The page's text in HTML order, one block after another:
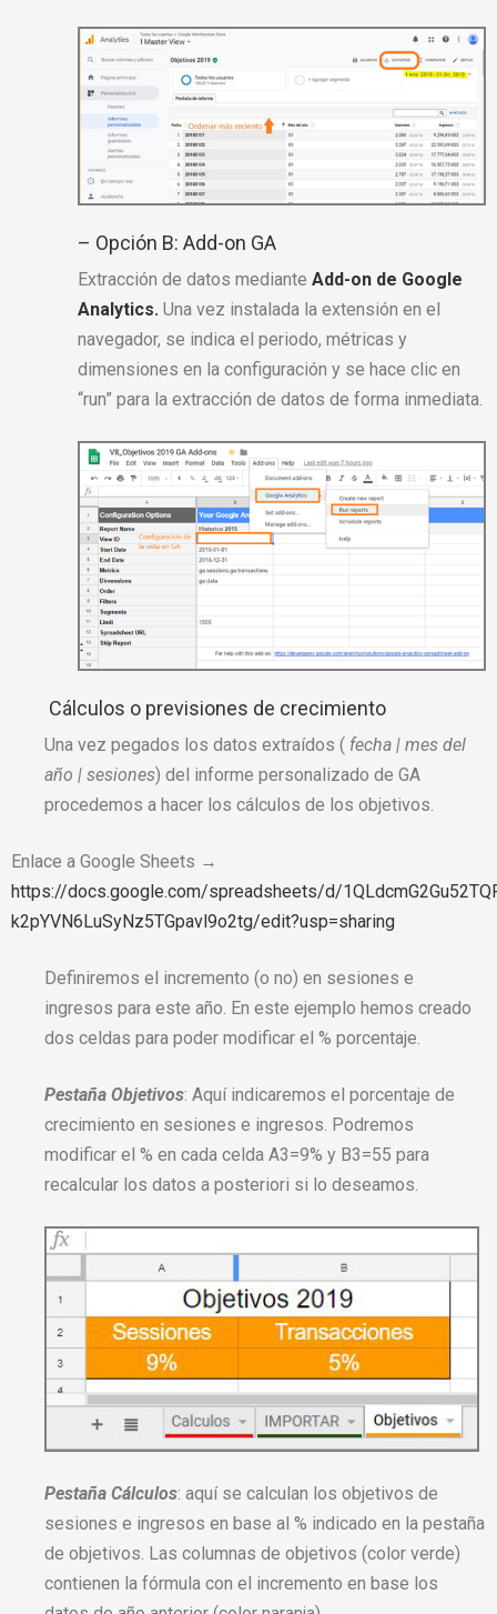
– Opción B: Add-on GA
Extracción de datos mediante Add-on de Google
Analytics. Una vez instalada la extensión en el
navegador, se indica el periodo, métricas y
dimensiones en la configuración y se hace clic en
“run” para la extracción de datos de forma inmediata.
Cálculos o previsiones de crecimiento
Una vez pegados los datos extraídos ( fecha | mes del
año | sesiones) del informe personalizado de GA
procedemos a hacer los cálculos de los objetivos.
Enlace a Google Sheets →
https://docs.google.com/spreadsheets/d/
k2pYVN6LuSyNz5TGpavl9o2tg/edit?usp=sharing
Definiremos el incremento (o no) en sesiones e
ingresos para este año. En este ejemplo hemos creado
dos celdas para poder modificar el % porcentaje.
Pestaña Objetivos: Aquí indicaremos el porcentaje de
crecimiento en sesiones e ingresos. Podremos
modificar el % en cada celda A3=9% y B3=55 para
recalcular los datos a posteriori si lo deseamos.
Pestaña Cálculos: aquí se calculan los objetivos de
sesiones e ingresos en base al % indicado en la pestaña
de objetivos. Las columnas de objetivos (color verde)
contienen la fórmula con el incremento en base los